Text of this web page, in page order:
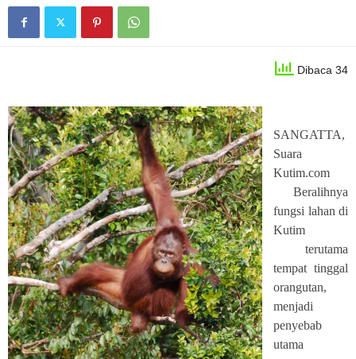
Dibaca 34
SANGATTA,
Suara
Kutim.com
Beralihnya
fungsi lahan di
Kutim
terutama
tempat tinggal
orangutan,
menjadi
penyebab
utama